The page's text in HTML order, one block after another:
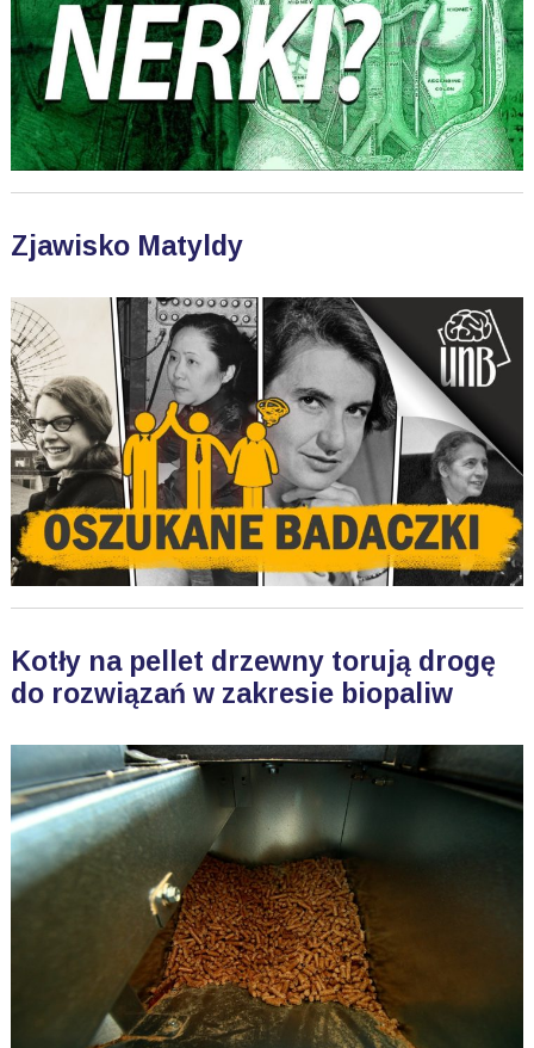
Zjawisko Matyldy
Kotły na pellet drzewny torują drogę
do rozwiązań w zakresie biopaliw